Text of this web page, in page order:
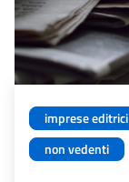
imprese editrici
non vedenti